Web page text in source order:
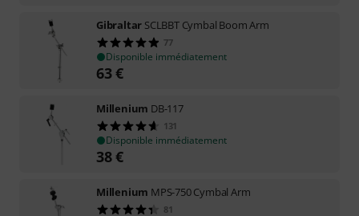
Gibraltar SCLBBT Cymbal Boom Arm
77
Disponible immédiatement
63€
Millenium DB-117
131
Disponible immédiatement
38€
Millenium MPS-750 Cymbal Arm
81